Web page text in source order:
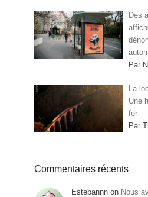
Des
Par
La
Une
fer
Par
Commentaires récents
Estebannn on Nous